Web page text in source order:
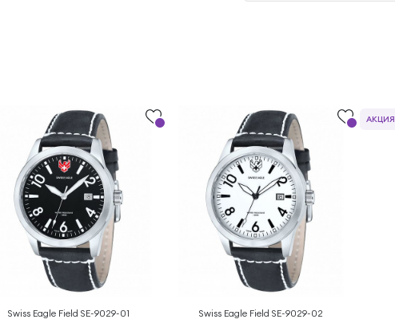
Swiss Eagle Field SE-9029-01 Swiss Eagle Field SE-9029-02
АКЦИЯ